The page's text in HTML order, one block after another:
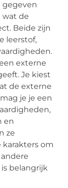
gegeven
wat de
Beide zijn
leerstof,
externe
Je kiest
de externe
je je een
en
ze
karakters om
belangrijk